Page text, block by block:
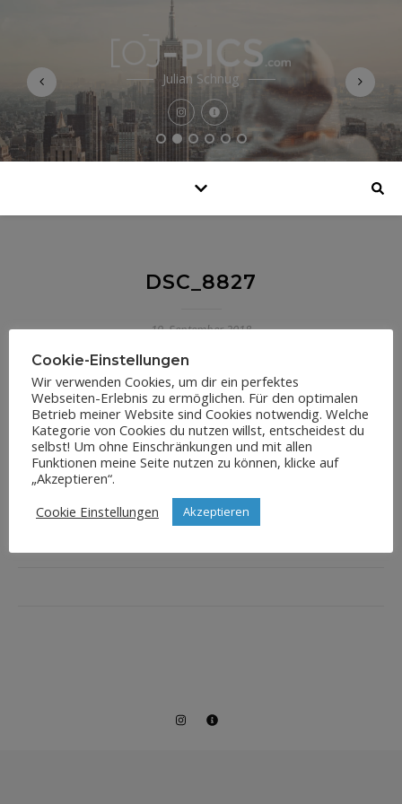
Julian Schnug
DSC_8827
19. September 2018
Cookie-Einstellungen
Wir verwenden Cookies, um dir ein perfektes
Webseiten-Erlebnis zu ermöglichen. Für den optimalen
Betrieb meiner Website sind Cookies notwendig. Welche
Kategorie von Cookies du nutzen willst, entscheidest du
selbst! Um ohne Einschränkungen und mit allen
Funktionen meine Seite nutzen zu können, klicke auf
„Akzeptieren“.
Cookie Einstellungen
Akzeptieren